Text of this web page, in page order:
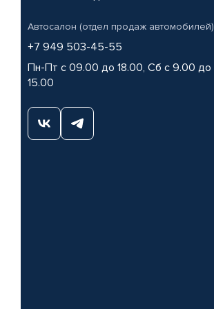
Автосалон (отдел продаж автомобилей)
+7 949 503-45-55
Пн-Пт с 09.00 до 18.00, Сб с 9.00 до
15.00